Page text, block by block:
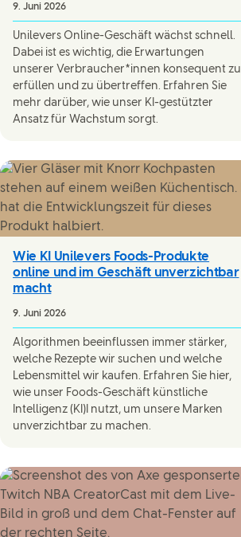
9. Juni 2026
Unilevers Online-Geschäft wächst schnell.
Dabei ist es wichtig, die Erwartungen
unserer Verbraucher*innen konsequent zu
erfüllen und zu übertreffen. Erfahren Sie
mehr darüber, wie unser KI-gestützter
Ansatz für Wachstum sorgt.
Wie KI Unilevers Foods-Produkte
online und im Geschäft unverzichtbar
macht
9. Juni 2026
Algorithmen beeinflussen immer stärker,
welche Rezepte wir suchen und welche
Lebensmittel wir kaufen. Erfahren Sie hier,
wie unser Foods-Geschäft künstliche
Intelligenz (KI)I nutzt, um unsere Marken
unverzichtbar zu machen.